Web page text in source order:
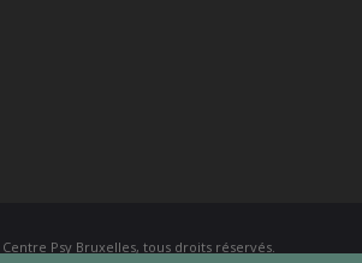
Centre Psy Bruxelles, tous droits réservés.